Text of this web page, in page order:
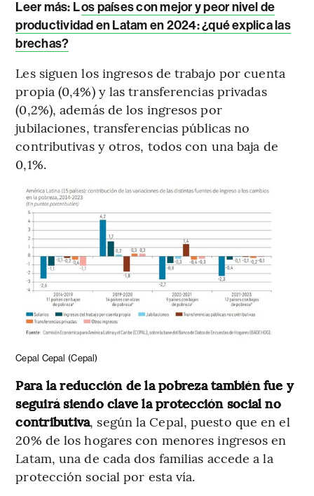
Leer más: Los países con mejor y peor nivel de
productividad en Latam en 2024: ¿qué explica las
brechas?
Les siguen los ingresos de trabajo por cuenta
propia (0,4%) y las transferencias privadas
(0,2%), además de los ingresos por
jubilaciones, transferencias públicas no
contributivas y otros, todos con una baja de
0,1%.
Cepal Cepal (Cepal)
Para la reducción de la pobreza también fue y
seguirá siendo clave la protección social no
contributiva, según la Cepal, puesto que en el
20% de los hogares con menores ingresos en
Latam, una de cada dos familias accede a la
protección social por esta vía.